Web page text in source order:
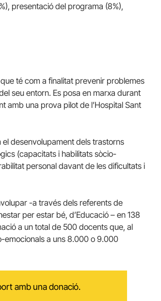
presentació del programa (8%),
té com a finalitat prevenir problemes
seu entorn. Es posa en marxa durant
amb una prova pilot de l’Hospital Sant
desenvolupament dels trastorns
(capacitats i habilitats sòcio-
personal davant de les dificultats i
-a través dels referents de
per estar bé, d’Educació – en 138
a un total de 500 docents que, al
emocionals a uns 8.000 o 9.000
amb una donació.